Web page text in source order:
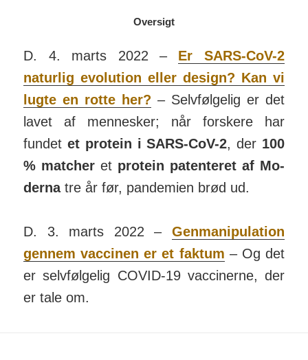
Oversigt
D. 4. marts 2022 – Er SARS-CoV-2
naturlig evo­lu­tion eller design? Kan vi
lugte en rotte her? – Selv­føl­gelig er det
lavet af men­nesker; når forskere har
fundetet pro­tein i SARS-CoV-2, der 100
% matcher et protein paten­teret af Mo­
dernatre år før, pan­de­mien brød ud.
D. 3. marts 2022 – Gen­mani­pu­lation
gennem vac­cinen er et faktum – Og det
er selv­følgelig COVID-19 vac­ci­nerne, der
er tale om.